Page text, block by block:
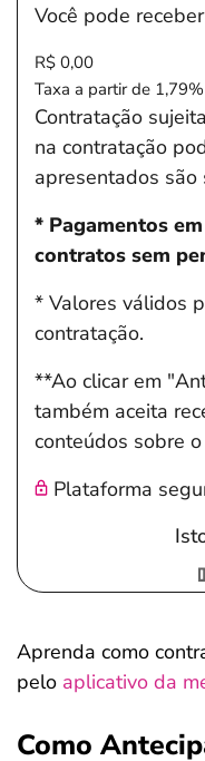
Você pode
R$ 0,00
Taxa a partir de
Contratação
na contratação
apresentados são
* Pagamentos
contratos sem
* Valores válidos
contratação.
**Ao clicar em
também aceita
conteúdos sobre
Plataforma
Aprenda como
pelo aplicativo da
Como